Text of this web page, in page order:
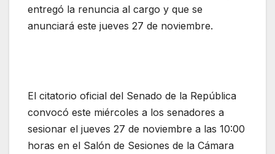
entregó la renuncia al cargo y que se
anunciará este jueves 27 de noviembre.
El citatorio oficial del Senado de la República
convocó este miércoles a los senadores a
sesionar el jueves 27 de noviembre a las 10:00
horas en el Salón de Sesiones de la Cámara